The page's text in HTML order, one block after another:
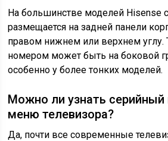
На большинстве моделей Hisense
размещается на задней панели
правом нижнем или верхнем углу.
номером может быть на боковой
особенно у более тонких моделей.
Можно ли узнать серийный
меню телевизора?
Да, почти все современные